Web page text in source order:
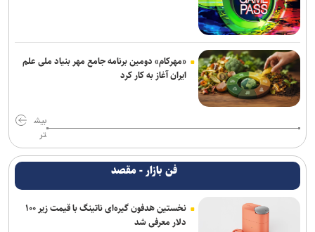
«مهرکام» دومین برنامه جامع مهر بنیاد ملی علم
ایران آغاز به کار کرد
بیش
تر
فن بازار - مقصد
نخستین هدفون گیره‌ای ناتینگ با قیمت زیر ۱۰۰
دلار معرفی شد